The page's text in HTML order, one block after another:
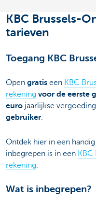
KBC Brussels-
tarieven
Toegang KBC
Open gratis een KBC
rekening voor de eerste
euro jaarlijkse
gebruiker.
Ontdek hier in een
inbegrepen is in een KBC
rekening.
Wat is inbegrepen?